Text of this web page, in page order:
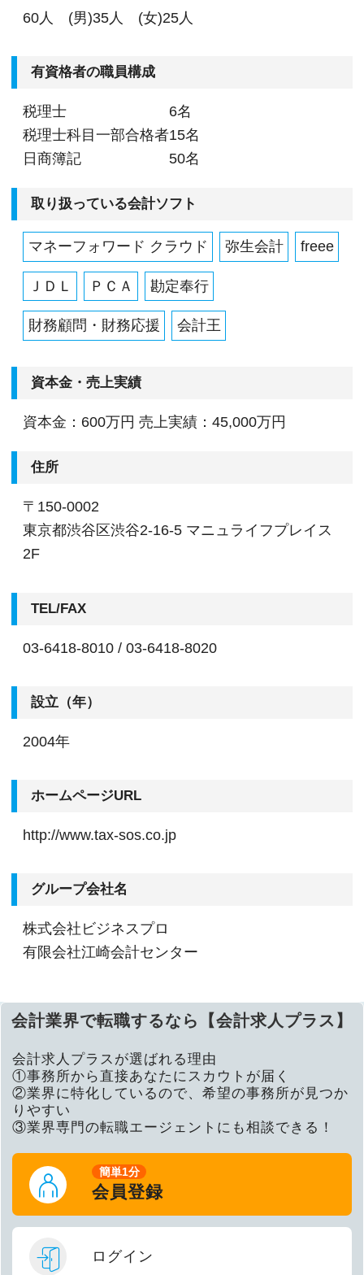
60人 (男)35人 (女)25人
有資格者の職員構成
税理士
6名
税理士科目一部合格者15名
日商簿記
50名
取り扱っている会計ソフト
マネーフォワード クラウド 弥生会計 freee
ＪＤＬ ＰＣＡ 勘定奉行
財務顧問・財務応援 会計王
資本金・売上実績
資本金：600万円 売上実績：45,000万円
住所
〒150-0002
東京都渋谷区渋谷2-16-5 マニュライフプレイス
2F
TEL/FAX
03-6418-8010 / 03-6418-8020
設立（年）
2004年
ホームページURL
http://www.tax-sos.co.jp
グループ会社名
株式会社ビジネスプロ
有限会社江崎会計センター
会計業界で転職するなら【会計求人プラス】
会計求人プラスが選ばれる理由
①事務所から直接あなたにスカウトが届く
②業界に特化しているので、希望の事務所が見つか
りやすい
③業界専門の転職エージェントにも相談できる！
簡単1分
会員登録
ログイン